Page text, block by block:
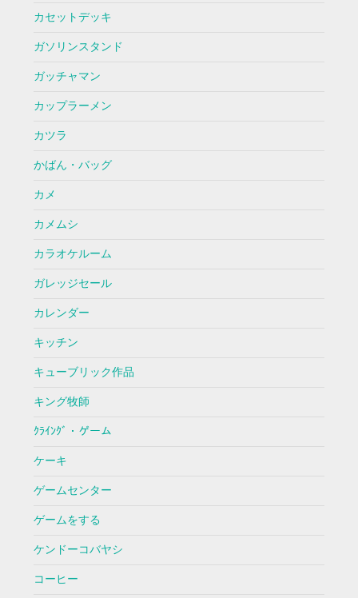
カセットデッキ
ガソリンスタンド
ガッチャマン
カップラーメン
カツラ
かばん・バッグ
カメ
カメムシ
カラオケルーム
ガレッジセール
カレンダー
キッチン
キューブリック作品
キング牧師
ｸﾗｲﾝｸﾞ・ゲーム
ケーキ
ゲームセンター
ゲームをする
ケンドーコバヤシ
コーヒー